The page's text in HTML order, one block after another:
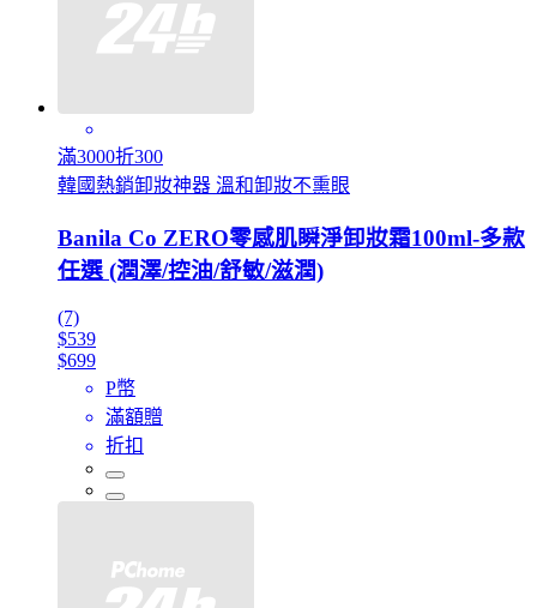
滿3000折300
韓國熱銷卸妝神器 溫和卸妝不熏眼
Banila Co ZERO零感肌瞬淨卸妝霜100ml-多款
任選 (潤澤/控油/舒敏/滋潤)
(7)
$539
$699
P幣
滿額贈
折扣